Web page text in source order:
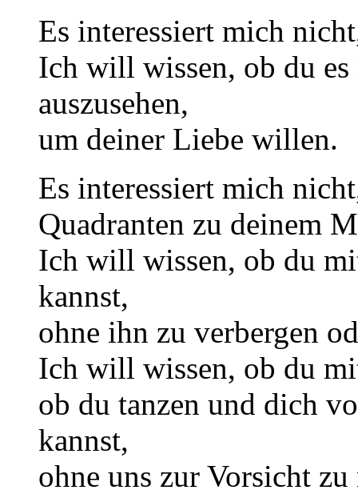
Es interessiert mich
Ich will wissen, ob du
auszusehen,
um deiner Liebe willen.
Es interessiert mich
Quadranten zu deinem
Ich will wissen, ob du
kannst,
ohne ihn zu verbergen
Ich will wissen, ob du
ob du tanzen und dich
kannst,
ohne uns zur Vorsicht zu